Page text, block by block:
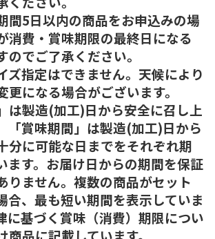
間5日以内の商品をお申込みの場
消費・賞味期限の最終日になる
のでご了承ください。
指定はできません。天候により
更になる場合がございます。
は製造(加工)日から安全に召し上
「賞味期間」は製造(加工)日から
分に可能な日までをそれぞれ期
ます。お届け日からの期間を保証
りません。複数の商品がセット
合、最も短い期間を表示していま
に基づく賞味（消費）期限につい
商品に記載しています。